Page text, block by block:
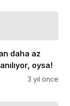
daha az
oysa!
3 yıl önce